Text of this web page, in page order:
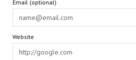
Email (optional)
Website